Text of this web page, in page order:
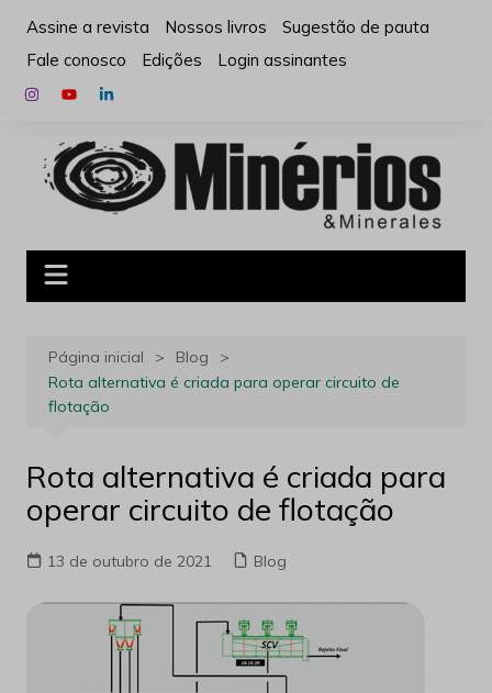
para
conteúdo
Assine a revista Nossos livros
Sugestão de pauta
Fale conosco
Edições Login assinantes
Página inicial
Blog
Rota alternativa é criada para operar circuito de
flotação
Rota alternativa é criada para
operar circuito de flotação
13 de outubro de 2021 Blog